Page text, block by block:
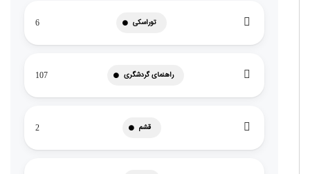
توراسکی 6
راهنمای گردشگری 107
قشم 2